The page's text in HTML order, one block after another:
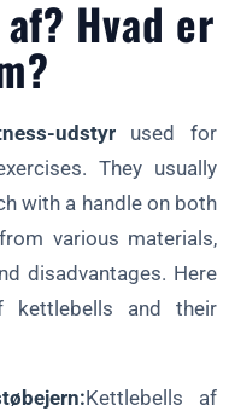
Hvad er
udstyrused for
They usually
with a handle on both
various materials,
disadvantages. Here
kettlebells and their
Kettlebells af